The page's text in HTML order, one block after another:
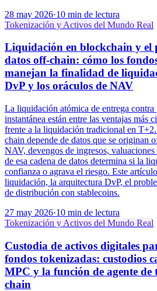
28 may 2026·10 min de lectura
Tokenización y Activos del Mundo Real
Liquidación en blockchain y el
datos off-chain: cómo los
manejan la finalidad de
DvP y los oráculos de NAV
La liquidación atómica de entrega
instantánea están entre las ventajas más
frente a la liquidación tradicional en
chain depende de datos que se
NAV, devengos de ingresos,
de esa cadena de datos determina si la
confianza o agrava el riesgo. Este
liquidación, la arquitectura DvP, el
de distribución con stablecoins.
27 may 2026·10 min de lectura
Tokenización y Activos del Mundo Real
Custodia de activos digitales
fondos tokenizadas: custodios
MPC y la función de agente de
chain